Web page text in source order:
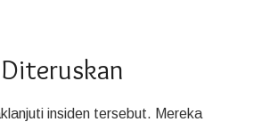
insiden tersebut. Mereka